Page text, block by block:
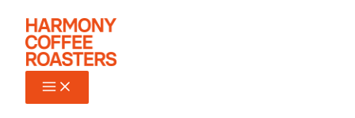
contenido